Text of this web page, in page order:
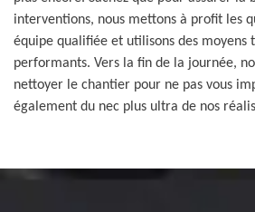
interventions, nous mettons à profit les
équipe qualifiée et utilisons des moyens
performants. Vers la fin de la journée,
nettoyer le chantier pour ne pas vous
également du nec plus ultra de nos